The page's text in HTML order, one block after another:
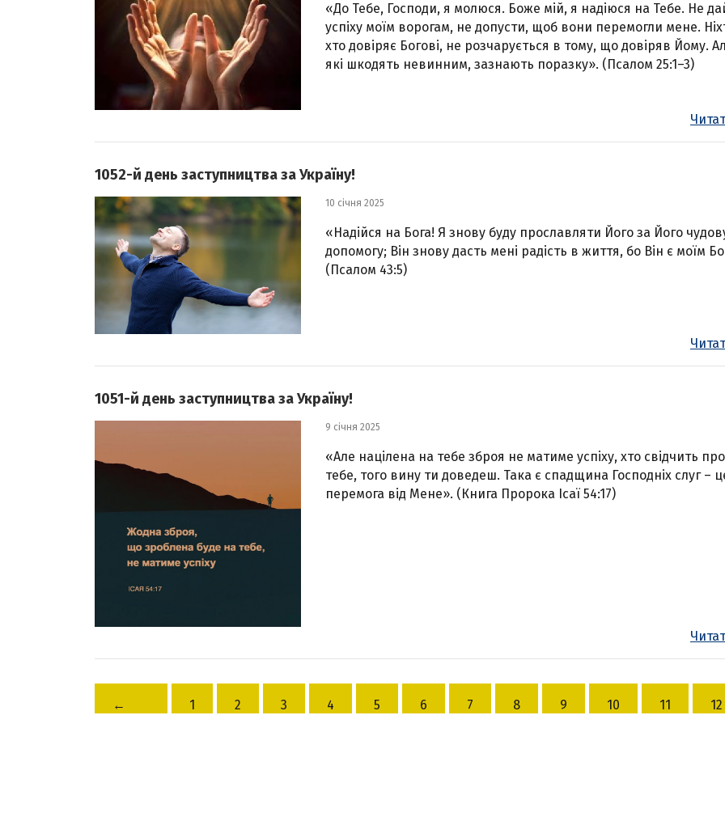
«До Тебе, Господи, я молюся. Боже мій, я надіюся на Тебе. Не
успіху моїм ворогам, не допусти, щоб вони перемогли мене.
хто довіряє Богові, не розчарується в тому, що довіряв Йому.
які шкодять невинним, зазнають поразку». (Псалом 25:1–3)
1052-й день заступництва за Україну!
10 січня 2025
«Надійся на Бога! Я знову буду прославляти Його за Його
допомогу; Він знову дасть мені радість в життя, бо Він є моїм
(Псалом 43:5)
1051-й день заступництва за Україну!
9 січня 2025
«Але націлена на тебе зброя не матиме успіху, хто свідчить
тебе, того вину ти доведеш. Така є спадщина Господніх слуг –
перемога від Мене». (Книга Пророка Ісаї 54:17)
←
1 2 3 4 5 6 7 8 9 10 11 12